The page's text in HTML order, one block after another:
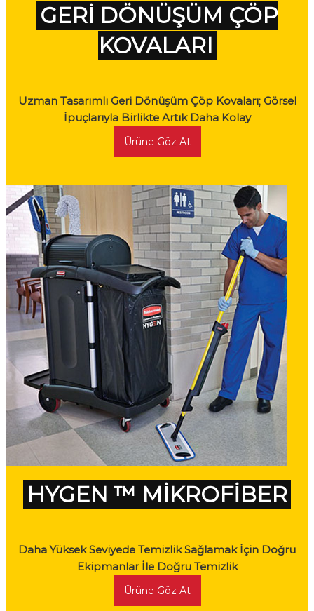
GERİ DÖNÜŞÜM ÇÖP
KOVALARI
Uzman Tasarımlı Geri Dönüşüm Çöp Kovaları; Görsel
İpuçlarıyla Birlikte Artık Daha Kolay
Ürüne Göz At
HYGEN ™ MİKROFİBER
Daha Yüksek Seviyede Temizlik Sağlamak İçin Doğru
Ekipmanlar İle Doğru Temizlik
Ürüne Göz At